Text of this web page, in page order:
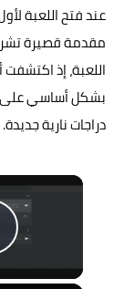
عند فتح اللعبة
مقدمة قصيرة
اللعبة، إذ
بشكل أساسي على
دراجات نارية جديدة.
×